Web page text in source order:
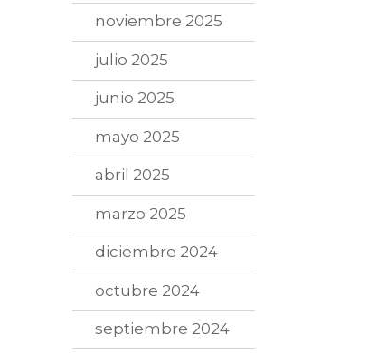
noviembre 2025
julio 2025
junio 2025
mayo 2025
abril 2025
marzo 2025
diciembre 2024
octubre 2024
septiembre 2024